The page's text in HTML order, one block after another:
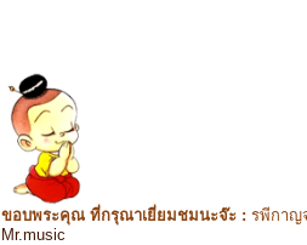
ขอบพระคุณ ที่กรุณาเยี่ยมชมนะจ๊ะ : รพีกาญ
Mr.music